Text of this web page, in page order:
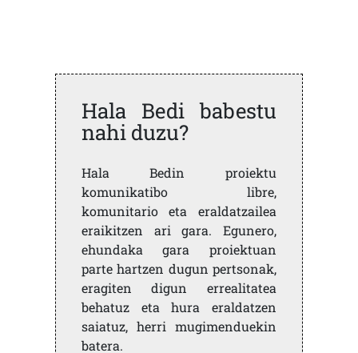
Hala Bedi babestu
nahi duzu?
Hala Bedin proiektu
komunikatibo libre,
komunitario eta eraldatzailea
eraikitzen ari gara. Egunero,
ehundaka gara proiektuan
parte hartzen dugun pertsonak,
eragiten digun errealitatea
behatuz eta hura eraldatzen
saiatuz, herri mugimenduekin
batera.